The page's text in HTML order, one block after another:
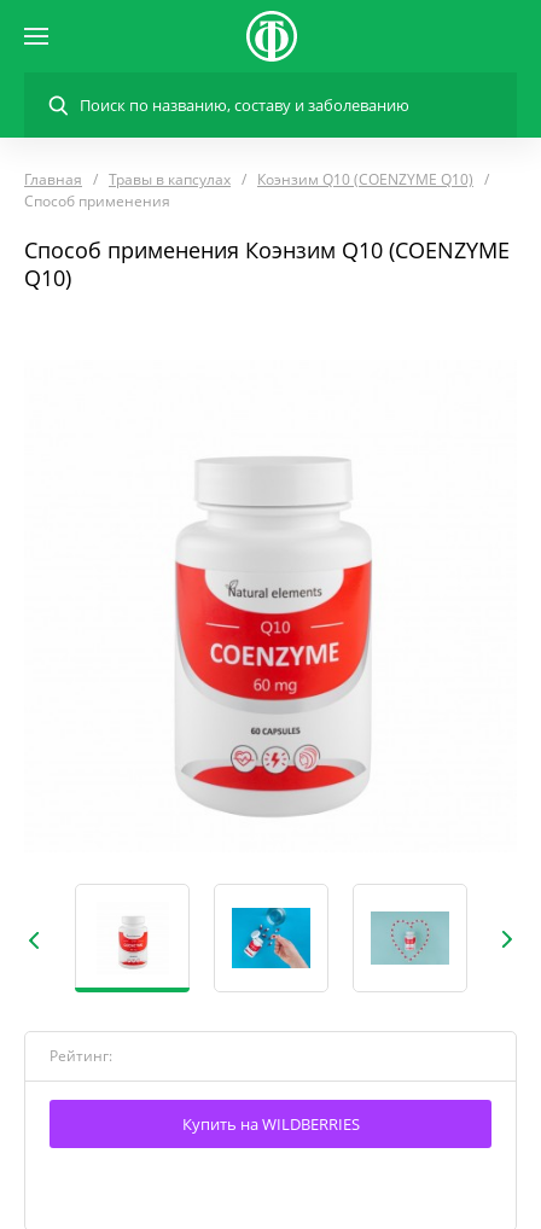
Главная Травы в капсулах
Коэнзим Q10 (COENZYME Q10)
Способ применения
Способ применения Коэнзим Q10 (COENZYME
Q10)
Рейтинг:
Купить на WILDBERRIES